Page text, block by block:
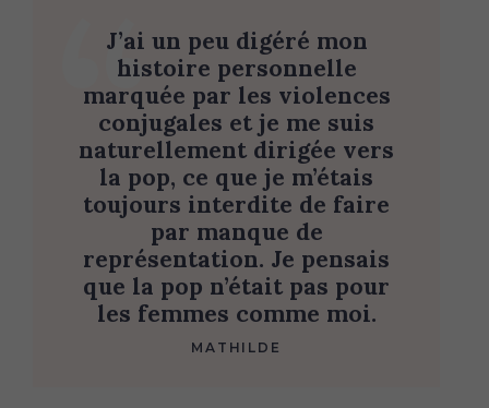
J’ai un peu digéré mon
histoire personnelle
marquée par les violences
conjugales et je me suis
naturellement dirigée vers
la pop, ce que je m’étais
toujours interdite de faire
par manque de
représentation. Je pensais
que la pop n’était pas pour
les femmes comme moi.
MATHILDE